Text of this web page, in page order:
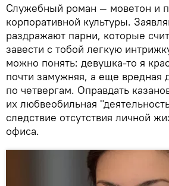
Служебный роман — моветон и
корпоративной культуры.
раздражают парни, которые
завести с тобой легкую
можно понять: девушка-то я
почти замужняя, а еще вредная
по четвергам. Оправдать
их любвеобильная
следствие отсутствия личной
офиса.